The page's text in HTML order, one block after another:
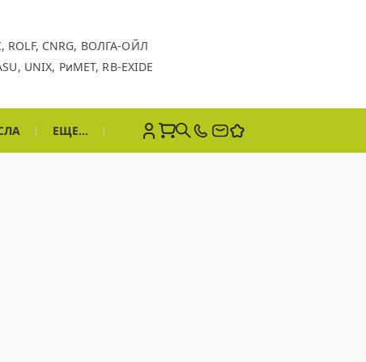
ROLF, CNRG, ВОЛГА-ОЙЛ
UNIX, РиМЕТ, RB-EXIDE
ЕЩЕ...